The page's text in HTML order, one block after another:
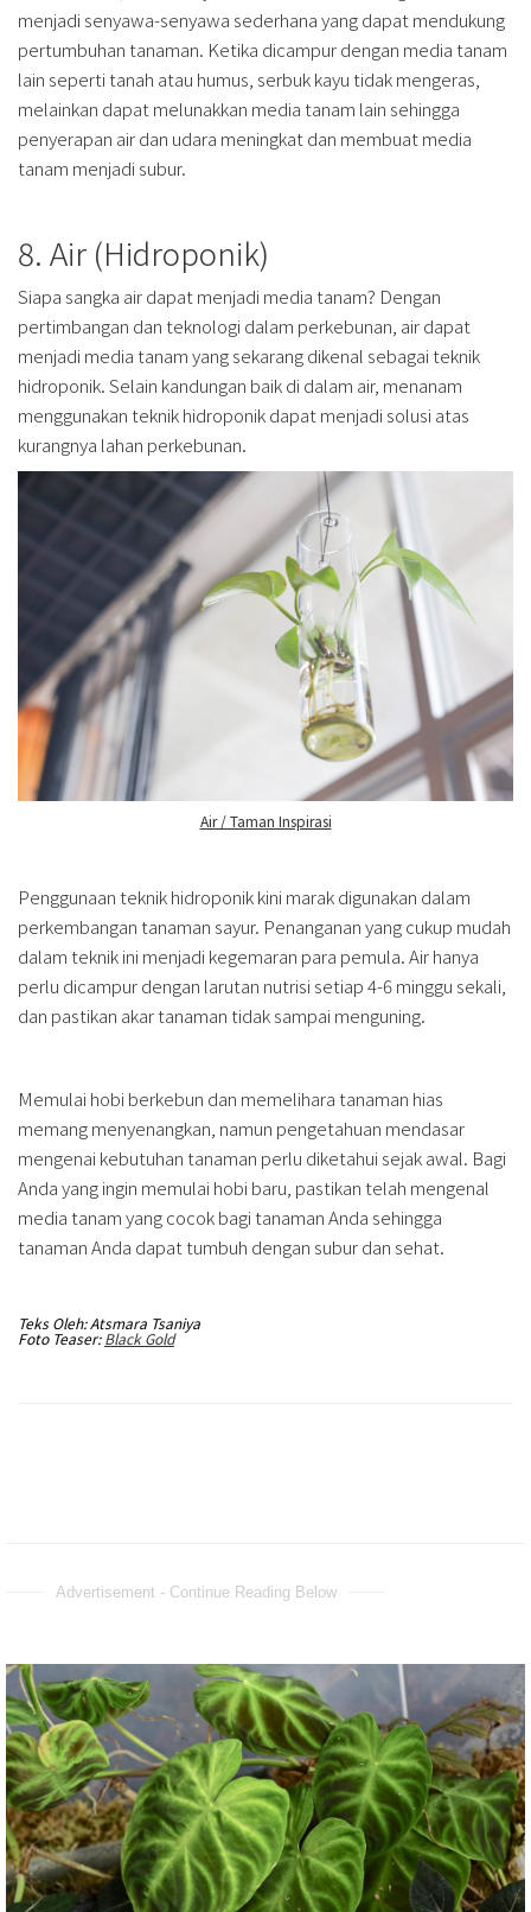
menjadi senyawa-senyawa sederhana yang dapat mendukung
pertumbuhan tanaman. Ketika dicampur dengan media tanam
lain seperti tanah atau humus, serbuk kayu tidak mengeras,
melainkan dapat melunakkan media tanam lain sehingga
penyerapan air dan udara meningkat dan membuat media
tanam menjadi subur.
8. Air (Hidroponik)
Siapa sangka air dapat menjadi media tanam? Dengan
pertimbangan dan teknologi dalam perkebunan, air dapat
menjadi media tanam yang sekarang dikenal sebagai teknik
hidroponik. Selain kandungan baik di dalam air, menanam
menggunakan teknik hidroponik dapat menjadi solusi atas
kurangnya lahan perkebunan.
Air / Taman Inspirasi
Penggunaan teknik hidroponik kini marak digunakan dalam
perkembangan tanaman sayur. Penanganan yang cukup mudah
dalam teknik ini menjadi kegemaran para pemula. Air hanya
perlu dicampur dengan larutan nutrisi setiap 4-6 minggu sekali,
dan pastikan akar tanaman tidak sampai menguning.
Memulai hobi berkebun dan memelihara tanaman hias
memang menyenangkan, namun pengetahuan mendasar
mengenai kebutuhan tanaman perlu diketahui sejak awal. Bagi
Anda yang ingin memulai hobi baru, pastikan telah mengenal
media tanam yang cocok bagi tanaman Anda sehingga
tanaman Anda dapat tumbuh dengan subur dan sehat.
Teks Oleh: Atsmara Tsaniya
Foto Teaser:Black Gold
Advertisement - Continue Reading Below